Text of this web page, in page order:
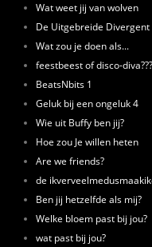
Wat weet jij van wolven
De Uitgebreide
Wat zou je doen als...
feestbeest of disco-diva???
BeatsNbits 1
Geluk bij een ongeluk 4
Wie uit Buffy ben jij?
Hoe zou Je willen heten
Are we friends?
de
Ben jij hetzelfde als mij?
Welke bloem past bij jou?
wat past bij jou?